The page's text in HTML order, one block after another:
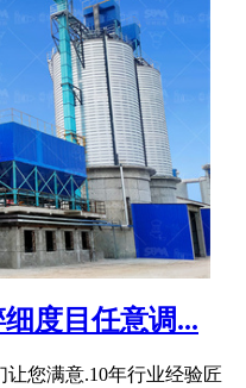
度目任意调...
您满意.10年行业经验匠